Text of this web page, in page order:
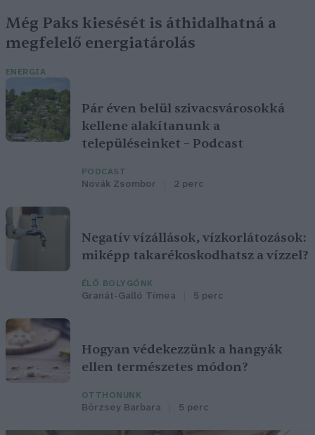
Még Paks kiesését is áthidalhatná a
megfelelő energiatárolás
ENERGIA
Pár éven belül szivacsvárosokká
kellene alakítanunk a
településeinket – Podcast
PODCAST
Novák Zsombor 2 perc
Negatív vízállások, vízkorlátozások:
miképp takarékoskodhatsz a vízzel?
ÉLŐ BOLYGÓNK
Granát-Galló Tímea 5 perc
Hogyan védekezzünk a hangyák
ellen természetes módon?
OTTHONUNK
Börzsey Barbara 5 perc